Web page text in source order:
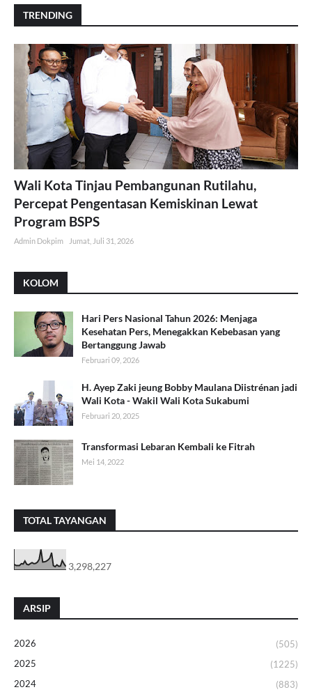
TRENDING
Wali Kota Tinjau Pembangunan Rutilahu,
Percepat Pengentasan Kemiskinan Lewat
Program BSPS
Admin Dokpim Jumat, Juli 31, 2026
KOLOM
Hari Pers Nasional Tahun 2026: Menjaga
Kesehatan Pers, Menegakkan Kebebasan yang
Bertanggung Jawab
Februari 09, 2026
H. Ayep Zaki jeung Bobby Maulana Diistrénan jadi
Wali Kota - Wakil Wali Kota Sukabumi
Februari 20, 2025
Transformasi Lebaran Kembali ke Fitrah
Mei 14, 2022
TOTAL TAYANGAN
3,298,227
ARSIP
2026
(505)
2025
(1225)
2024
(883)